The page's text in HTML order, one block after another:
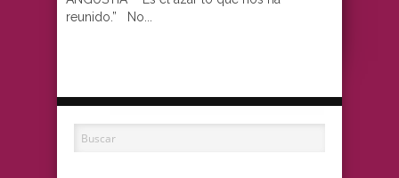
reunido.” No...